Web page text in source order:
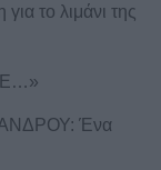
το λιμάνι της
Ένα